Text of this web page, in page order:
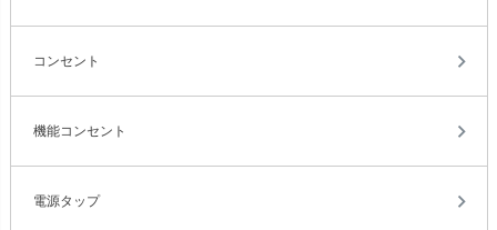
コンセント
機能コンセント
電源タップ